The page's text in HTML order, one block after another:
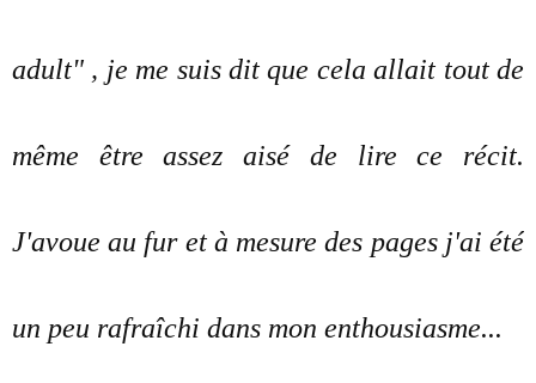
adult" , je me suis dit que cela allait tout de
même être assez aisé de lire ce récit.
J'avoue au fur et à mesure des pages j'ai été
un peu rafraîchi dans mon enthousiasme...